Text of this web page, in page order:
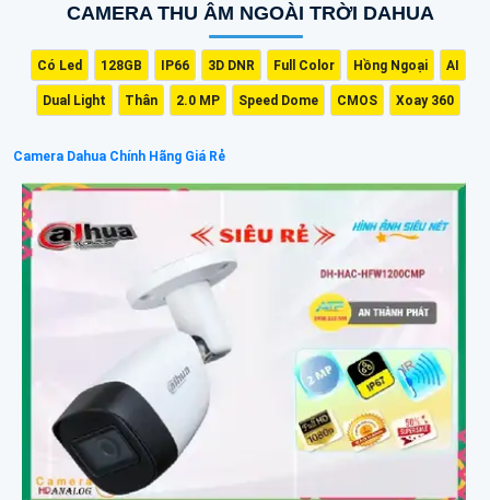
tránh hiện tượng nhòe hình ảnh khi gặp ánh sáng mạnh.
CAMERA THU ÂM NGOÀI TRỜI DAHUA
Có Led 128GB IP66 3D DNR Full Color Hồng Ngoại AI
Dual Light Thân 2.0 MP Speed Dome CMOS Xoay 360
Camera Dahua Chính Hãng Giá Rẻ